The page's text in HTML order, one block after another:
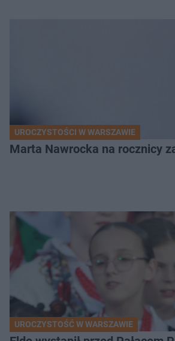
UROCZYSTOŚCI W WARSZAWIE
Marta Nawrocka na rocznicy
UROCZYSTOŚĆ W WARSZAWIE